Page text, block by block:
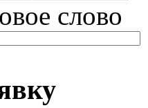
слово